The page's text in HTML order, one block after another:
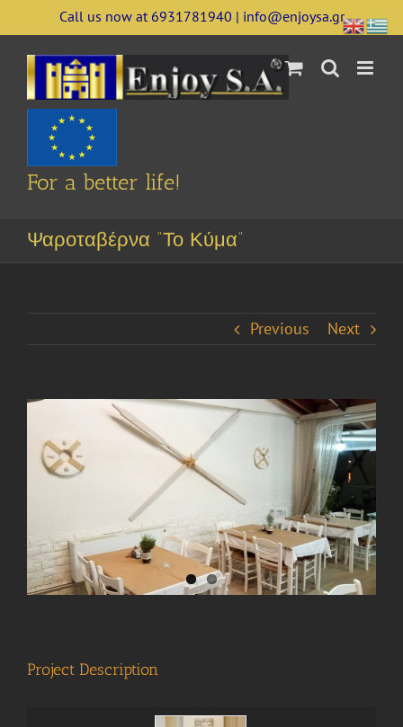
to
content
Call us now at 6931781940 | info@enjoysa.gr
For a better life!
Ψαροταβέρνα ”Το Κύμα”
Previous Next
View
Image
Project Description